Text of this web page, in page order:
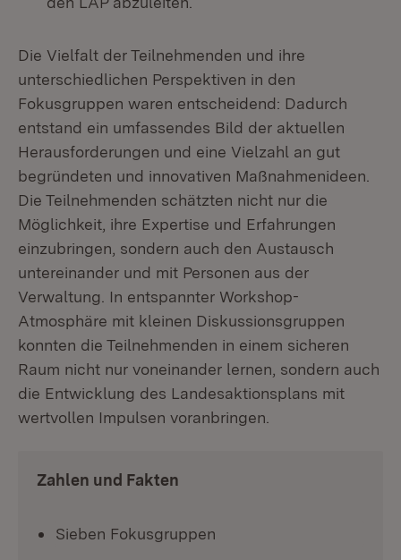
Die Vielfalt der Teilnehmenden und ihre
unterschiedlichen Perspektiven in den
Fokusgruppen waren entscheidend: Dadurch
entstand ein umfassendes Bild der aktuellen
Herausforderungen und eine Vielzahl an gut
begründeten und innovativen Maßnahmenideen.
Die Teilnehmenden schätzten nicht nur die
Möglichkeit, ihre Expertise und Erfahrungen
einzubringen, sondern auch den Austausch
untereinander und mit Personen aus der
Verwaltung. In entspannter Workshop-
Atmosphäre mit kleinen Diskussionsgruppen
konnten die Teilnehmenden in einem sicheren
Raum nicht nur voneinander lernen, sondern auch
die Entwicklung des Landesaktionsplans mit
wertvollen Impulsen voranbringen.
Zahlen und Fakten
Sieben Fokusgruppen